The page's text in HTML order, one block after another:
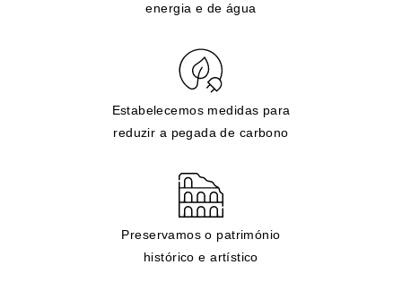
energia e de água
Estabelecemos medidas para
reduzir a pegada de carbono
Preservamos o património
histórico e artístico